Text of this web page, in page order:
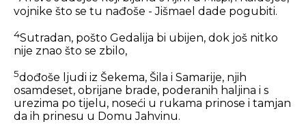
vojnike što se tu nađoše - Jišmael dade pogubiti.
4Sutradan, pošto Gedalija bi ubijen, dok još nitko
nije znao što se zbilo,
5dođoše ljudi iz Šekema, Šila i Samarije, njih
osamdeset, obrijane brade, poderanih haljina i s
urezima po tijelu, noseći u rukama prinose i tamjan
da ih prinesu u Domu Jahvinu.